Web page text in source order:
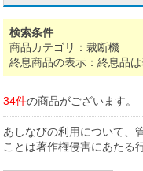
検索条件
商品カテゴリ：裁断機
終息商品の表示：終息品
34件の商品がございます。
あしなびの利用について、
ことは著作権侵害にあたる